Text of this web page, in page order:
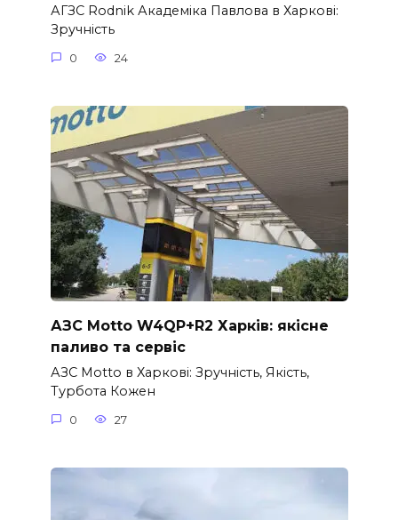
АГЗС Rodnik Академіка Павлова в Харкові:
Зручність
0 24
АЗС Motto W4QP+R2 Харків: якісне
паливо та сервіс
АЗС Motto в Харкові: Зручність, Якість,
Турбота Кожен
0 27